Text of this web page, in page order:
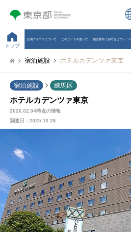
トップ
設備アイコンについて このサイトの使い方 施設様向けお問合せフォーム
宿泊施設 ホテルカデンツァ東京
宿泊施設 練馬区
ホテルカデンツァ東京
2026.02.04時点の情報
調査日： 2025.10.28